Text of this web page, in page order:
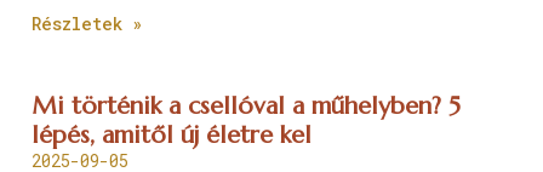
Részletek »
Mi történik a csellóval a műhelyben? 5
lépés, amitől új életre kel
2025-09-05